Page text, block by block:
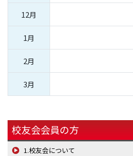
12月
1月
2月
3月
校友会会員の方
1.校友会について